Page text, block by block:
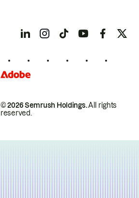
© 2026 Semrush Holdings.All rights
reserved.